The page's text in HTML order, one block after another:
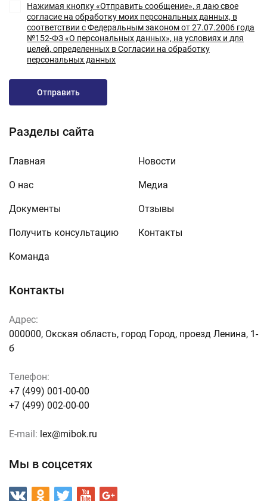
Контакты
Адрес:
000000, Окская область, город Город, проезд Ленина, 1-
б
Телефон:
+7 (499) 001-00-00
+7 (499) 002-00-00
E-mail: lex@mibok.ru
Мы в соцсетях
Разделы сайта
Главная
О нас
Документы
Получить консультацию
Команда
Новости
Медиа
Отзывы
Контакты
Нажимая кнопку «Отправить сообщение», я даю свое
согласие на обработку моих персональных данных, в
соответствии с Федеральным законом от 27.07.2006 года
№152-ФЗ «О персональных данных», на условиях и для
целей, определенных в Согласии на обработку
персональных данных
Отправить